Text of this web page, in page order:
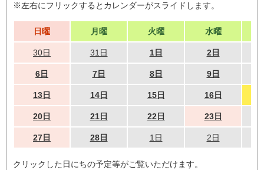
※左右にフリックするとカレンダーがスライドします。
日曜 月曜 火曜 水曜
30日 31日 1日 2日
6日 7日 8日 9日
13日 14日 15日 16日
20日 21日 22日 23日
27日 28日 1日 2日
クリックした日にちの予定等がご覧いただけます。